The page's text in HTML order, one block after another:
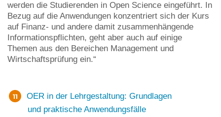
werden die Studierenden in Open Science eingeführt. In
Bezug auf die Anwendungen konzentriert sich der Kurs
auf Finanz- und andere damit zusammenhängende
Informationspflichten, geht aber auch auf einige
Themen aus den Bereichen Management und
Wirtschaftsprüfung ein.“
OER in der Lehrgestaltung: Grundlagen
und praktische Anwendungsfälle